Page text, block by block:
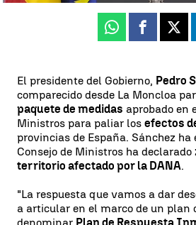
Whatsapp
Facebook
X
El presidente del Gobierno, Pedro
comparecido desde La Moncloa
paquete de medidas aprobado en
Ministros para paliar los efectos
provincias de España. Sánchez ha
Consejo de Ministros ha declarado
territorio afectado por la DANA.
"La respuesta que vamos a dar
a articular en el marco de un plan